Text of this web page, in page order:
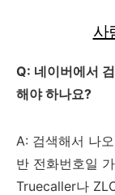
사
Q: 네이버에서
해야 하나요?
A: 검색해서 나
반 전화번호일
Truecaller나